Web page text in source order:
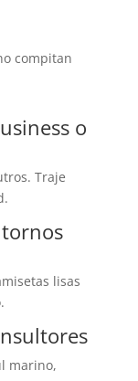
compitan
o
Traje
lisas
marino,